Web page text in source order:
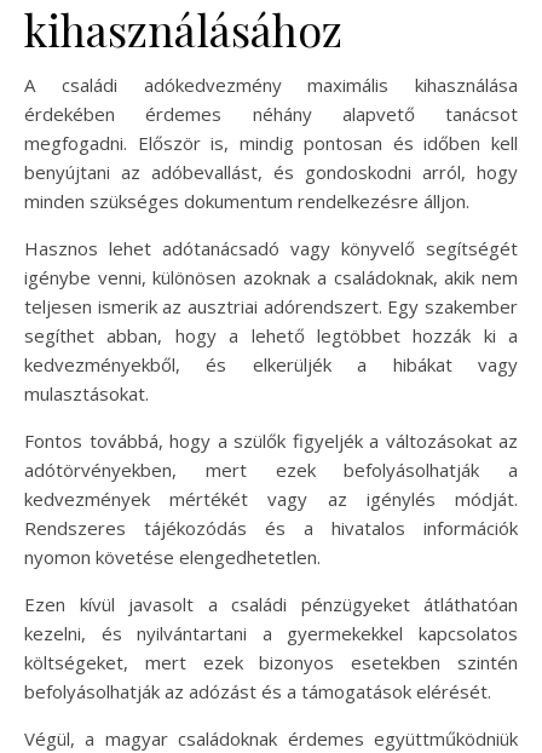
kihasználásához
A családi adókedvezmény maximális kihasználása
érdekében érdemes néhány alapvető tanácsot
megfogadni. Először is, mindig pontosan és időben kell
benyújtani az adóbevallást, és gondoskodni arról, hogy
minden szükséges dokumentum rendelkezésre álljon.
Hasznos lehet adótanácsadó vagy könyvelő segítségét
igénybe venni, különösen azoknak a családoknak, akik nem
teljesen ismerik az ausztriai adórendszert. Egy szakember
segíthet abban, hogy a lehető legtöbbet hozzák ki a
kedvezményekből, és elkerüljék a hibákat vagy
mulasztásokat.
Fontos továbbá, hogy a szülők figyeljék a változásokat az
adótörvényekben, mert ezek befolyásolhatják a
kedvezmények mértékét vagy az igénylés módját.
Rendszeres tájékozódás és a hivatalos információk
nyomon követése elengedhetetlen.
Ezen kívül javasolt a családi pénzügyeket átláthatóan
kezelni, és nyilvántartani a gyermekekkel kapcsolatos
költségeket, mert ezek bizonyos esetekben szintén
befolyásolhatják az adózást és a támogatások elérését.
Végül, a magyar családoknak érdemes együttműködniük